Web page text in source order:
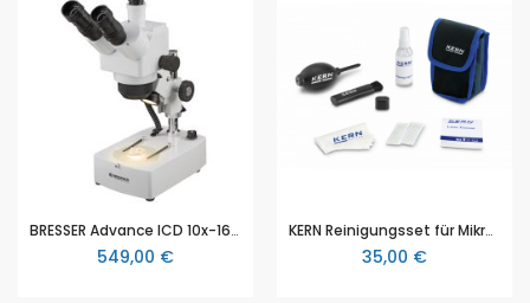
BRESSER Advance ICD 10x-160x Zoom-Stereomikroskop
549,00 €
KERN Reinigungsset für Mikroskope (OCS 901), 7 teilig
35,00 €